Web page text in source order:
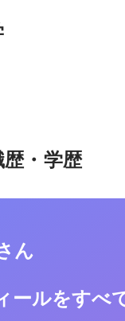
・学歴
ん
ールをすべ